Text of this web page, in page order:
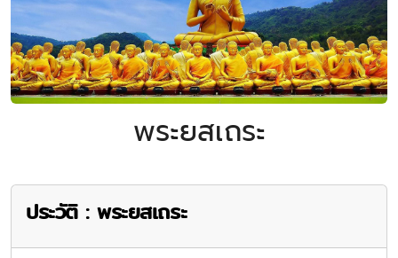
พระยสเถระ
ประวัติ : พระยสเถระ